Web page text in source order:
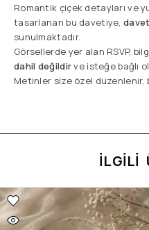
Romantik çiçek detayları ve
tasarlanan bu davetiye,
sunulmaktadır.
Görsellerde yer alan RSVP,
dahil değildirve isteğe bağlı
Metinler size özel düzenlenir,
İLGILI